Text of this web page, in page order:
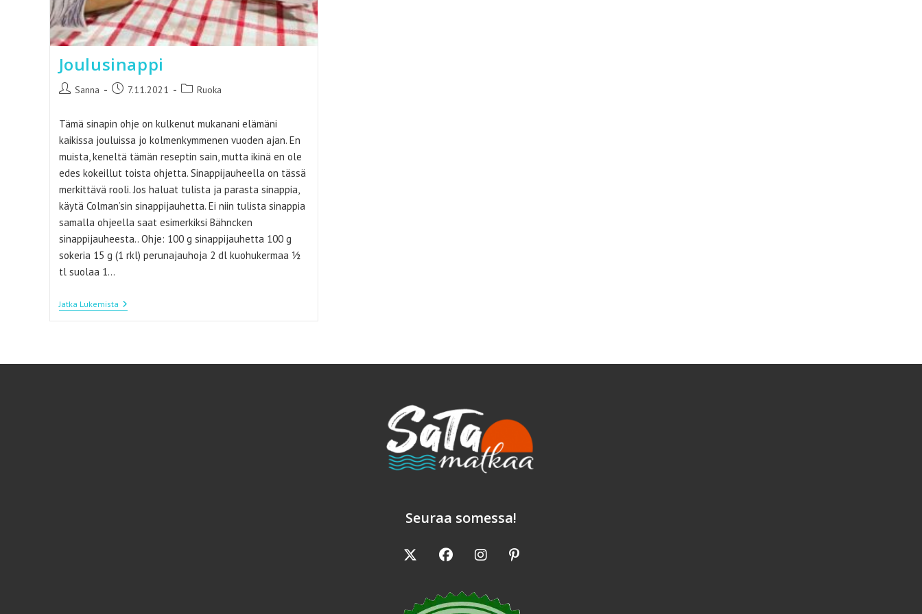
Joulusinappi
Artikkelin
Sanna
Artikkeli7.11.2021
Artikkelin
Ruoka
Tämä sinapin ohje on kulkenut mukanani elämäni
kaikissa jouluissa jo kolmenkymmenen vuoden ajan. En
muista, keneltä tämän reseptin sain, mutta ikinä en ole
edes kokeillut toista ohjetta. Sinappijauheella on tässä
merkittävä rooli. Jos haluat tulista ja parasta sinappia,
käytä Colman’sin sinappijauhetta. Ei niin tulista sinappia
samalla ohjeella saat esimerkiksi Bähncken
sinappijauheesta.. Ohje: 100 g sinappijauhetta 100 g
sokeria 15 g (1 rkl) perunajauhoja 2 dl kuohukermaa ½
tl suolaa 1…
Jatka LukemistaJoulusinappi
Seuraa somessa!